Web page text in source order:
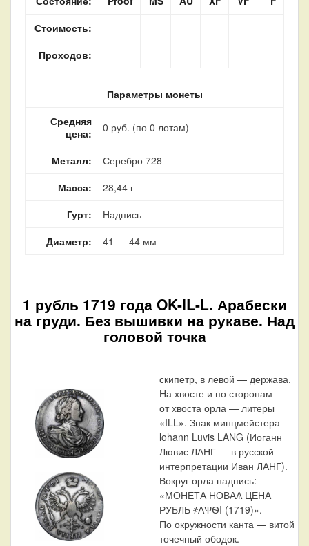
Стоимость:
Проходов:
Параметры монеты
Средняя
цена:
0 руб. (по 0 лотам)
Металл:
Серебро 728
Масса:
28,44 г
Гурт:
Надпись
Диаметр:
41 — 44 мм
1 рубль 1719 года OK-IL-L. Арабески
на груди. Без вышивки на рукаве. Над
головой точка
скипетр, в левой — держава.
На хвосте и по сторонам
от хвоста орла — литеры
«ILL». Знак минцмейстера
lohann Luvis LANG (Иоганн
Лювис ЛАНГ — в русской
интерпретации Иван ЛАНГ).
Вокруг орла надпись:
«МОНЕТА НОВАѦ ЦЕНА
РУБЛЬ ҂АѰѲI (1719)».
По окружности канта — витой
точечный ободок.